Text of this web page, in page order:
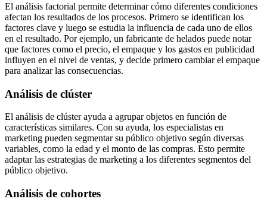
El análisis factorial permite determinar cómo diferentes condiciones
afectan los resultados de los procesos. Primero se identifican los
factores clave y luego se estudia la influencia de cada uno de ellos
en el resultado. Por ejemplo, un fabricante de helados puede notar
que factores como el precio, el empaque y los gastos en publicidad
influyen en el nivel de ventas, y decide primero cambiar el empaque
para analizar las consecuencias.
Análisis de clúster
El análisis de clúster ayuda a agrupar objetos en función de
características similares. Con su ayuda, los especialistas en
marketing pueden segmentar su público objetivo según diversas
variables, como la edad y el monto de las compras. Esto permite
adaptar las estrategias de marketing a los diferentes segmentos del
público objetivo.
Análisis de cohortes